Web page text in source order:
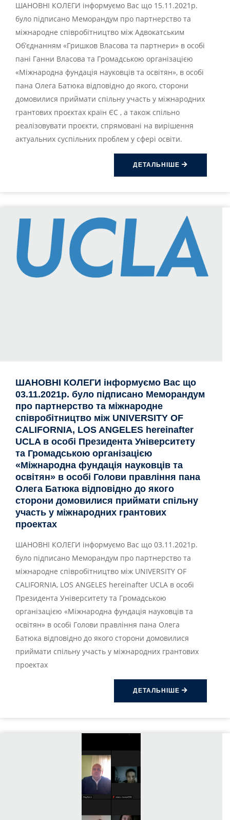
ШАНОВНІ КОЛЕГИ інформуємо Вас що 15.11.2021р.
було підписано Меморандум про партнерство та
міжнародне співробітництво між Адвокатським
Об’єднанням «Гришков Власова та партнери» в особі
пані Ганни Власова та Громадською організацією
«Міжнародна фундація науковців та освітян», в особі
пана Олега Батюка відповідно до якого, сторони
домовилися приймати спільну участь у міжнародних
грантових проєктах країн ЄС , а також спільно
реалізовувати проєкти, спрямовані на вирішення
актуальних суспільних проблем у сфері освіти.
ДЕТАЛЬНІШЕ
ШАНОВНІ КОЛЕГИ інформуємо Вас що
03.11.2021р. було підписано Меморандум
про партнерство та міжнародне
співробітництво між UNIVERSITY OF
CALIFORNIA, LOS ANGELES hereinafter
UCLA в особі Президента Університету
та Громадською організацією
«Міжнародна фундація науковців та
освітян» в особі Голови правління пана
Олега Батюка відповідно до якого
сторони домовилися приймати спільну
участь у міжнародних грантових
проектах
ШАНОВНІ КОЛЕГИ інформуємо Вас що 03.11.2021р.
було підписано Меморандум про партнерство та
міжнародне співробітництво між UNIVERSITY OF
CALIFORNIA, LOS ANGELES hereinafter UCLA в особі
Президента Університету та Громадською
організацією «Міжнародна фундація науковців та
освітян» в особі Голови правління пана Олега
Батюка відповідно до якого сторони домовилися
приймати спільну участь у міжнародних грантових
проектах
ДЕТАЛЬНІШЕ